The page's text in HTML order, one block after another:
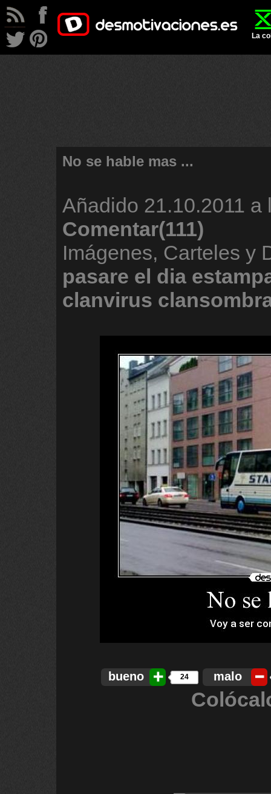
La
No se hable mas ...
Añadido 21.10.2011 a
Comentar(111)
Imágenes, Carteles y
pasare el dia
clanvirus
bueno 24 malo